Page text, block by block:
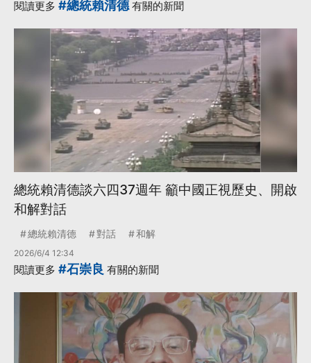
閱讀更多 #總統賴清德有關的新聞
總統賴清德談六四37週年 籲中國正視歷史、開啟
和解對話
總統賴清德 對話 和解
2026/6/4 12:34
閱讀更多 #石崇良 有關的新聞